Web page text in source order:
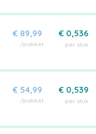
€ 89,99
/pakket
€ 0,536
per stuk
€ 54,99
/pakket
€ 0,539
per stuk